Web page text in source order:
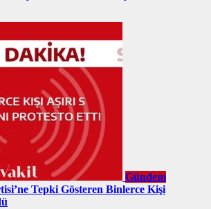
Gündem
Tepki Gösteren Binlerce Kişi